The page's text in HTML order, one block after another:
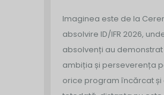
Imaginea este de la
absolvire ID/IFR 2026,
absolvenți au
ambiția și perseverența
orice program încărcat și